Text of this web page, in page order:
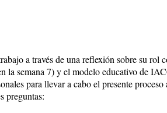
a través de una reflexión sobre su rol
la semana 7) y el modelo educativo de
para llevar a cabo el presente
preguntas: